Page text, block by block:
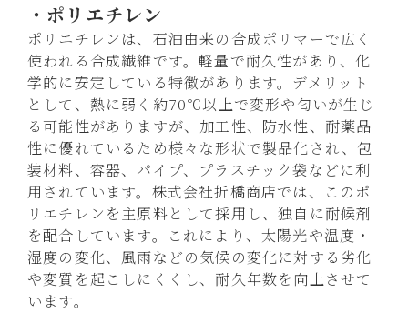
・ポリエチレン
ポリエチレンは、石油由来の合成ポリマーで広く
使われる合成繊維です。軽量で耐久性があり、化
学的に安定している特徴があります。デメリット
として、熱に弱く約70℃以上で変形や匂いが生じ
る可能性がありますが、加工性、防水性、耐薬品
性に優れているため様々な形状で製品化され、包
装材料、容器、パイプ、プラスチック袋などに利
用されています。株式会社折橋商店では、このポ
リエチレンを主原料として採用し、独自に耐候剤
を配合しています。これにより、太陽光や温度・
湿度の変化、風雨などの気候の変化に対する劣化
や変質を起こしにくくし、耐久年数を向上させて
います。